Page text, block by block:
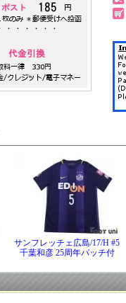
サンフレッチェ広島/17/H #5
千葉和彦 25周年パッチ付